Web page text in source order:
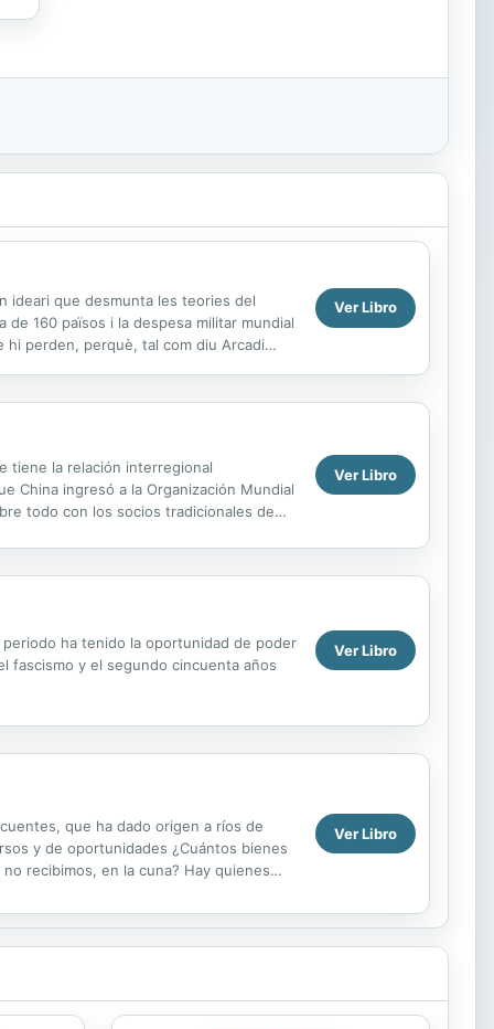
ideari que desmunta les teories del
160 països i la despesa militar mundial
hi perden, perquè, tal com diu Arcadi
Ver Libro
tiene la relación interregional
China ingresó a la Organización Mundial
todo con los socios tradicionales de
Ver Libro
ha tenido la oportunidad de poder
fascismo y el segundo cincuenta años
Ver Libro
que ha dado origen a ríos de
y de oportunidades ¿Cuántos bienes
recibimos, en la cuna? Hay quienes
Ver Libro